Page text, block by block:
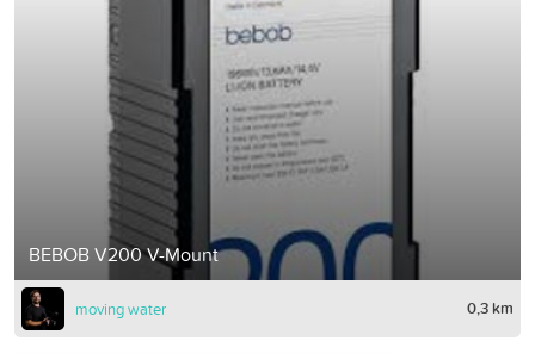
BEBOB V200 V-Mount
moving water 0,3 km